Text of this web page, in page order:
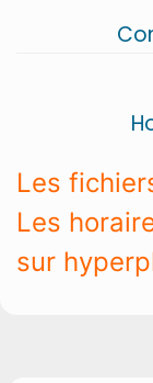
Les
Les
sur